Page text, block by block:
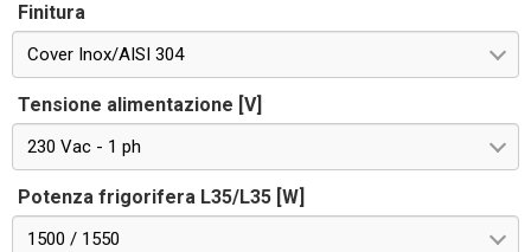
Finitura
Cover Inox/AISI 304
Tensione alimentazione [V]
230 Vac - 1 ph
Potenza frigorifera L35/L35 [W]
1500 / 1550